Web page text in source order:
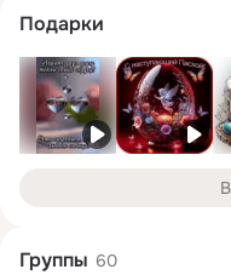
Подарки
Группы 60